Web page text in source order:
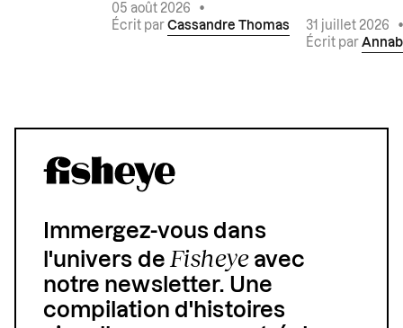
05 août 2026
•
Écrit par Cassandre Thomas 31 juillet 2026
Écrit par
Immergez-vous dans
l'univers de Fisheyeavec
notre newsletter. Une
compilation d'histoires